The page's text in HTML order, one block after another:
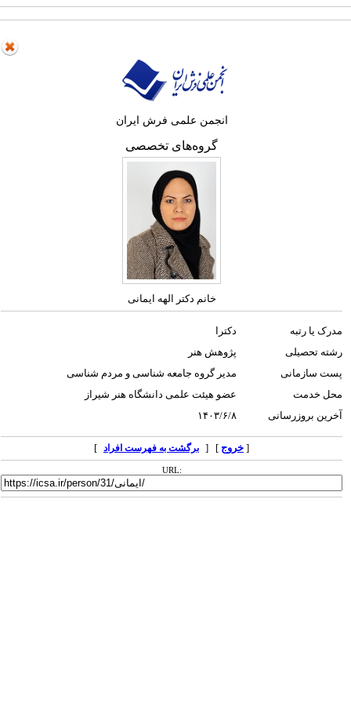
انجمن علمی فرش ایران
گروه‌های تخصصی
خانم دکتر الهه ایمانی
مدرک یا رتبه
دکترا
رشته تحصیلی
پژوهش هنر
پست سازمانی
مدیر گروه جامعه شناسی و مردم شناسی
محل خدمت
عضو هیئت علمی دانشگاه هنر شیراز
آخرین بروزرسانی
۱۴۰۳/۶/۸
خروج] [ برگشت به فهرست افراد ]
URL: